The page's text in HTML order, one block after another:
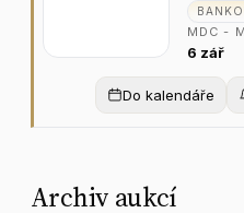
M D C - M
6 zář
Do kalendáře
Archiv aukcí